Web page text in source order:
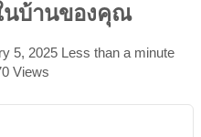
บ้านของคุณ
5, 2025 Less than a minute
Views